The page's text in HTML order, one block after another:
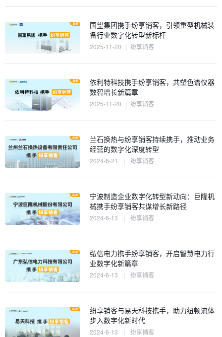
国望集团携手纷享销客，引领重型机械装
备行业数字化转型新标杆
2025-11-20 | 纷享销客
依利特科技携手纷享销客，共塑色谱仪器
数智增长新篇章
2025-11-20 | 纷享销客
兰石换热与纷享销客持续携手，推动业务
经营的数字化深度转型
2024-6-21 | 纷享销客
宁波制造企业数字化转型新动向：巨隆机
械携手纷享销客共谋增长新路径
2024-6-13 | 纷享销客
弘信电力携手纷享销客，开启智慧电力行
业数字化新篇章
2024-6-13 | 纷享销客
纷享销客与易天科技携手，助力纽顿流体
步入数字化新时代
2024-6-13 | 纷享销客